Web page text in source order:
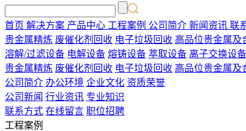
首页 解决方案 产品中心 工程案例 公司简介 新闻资讯 联
贵金属精炼 废催化剂回收 电子垃圾回收 高品位贵金属及
溶解/过滤设备 电解设备 熔铸设备 萃取设备 离子交换设备
贵金属精炼 废催化剂回收 电子垃圾回收 高品位贵金属及
公司简介 办公环境 企业文化 资质荣誉
公司新闻 行业资讯 专业知识
联系方式 在线留言 职位招聘
工程案例